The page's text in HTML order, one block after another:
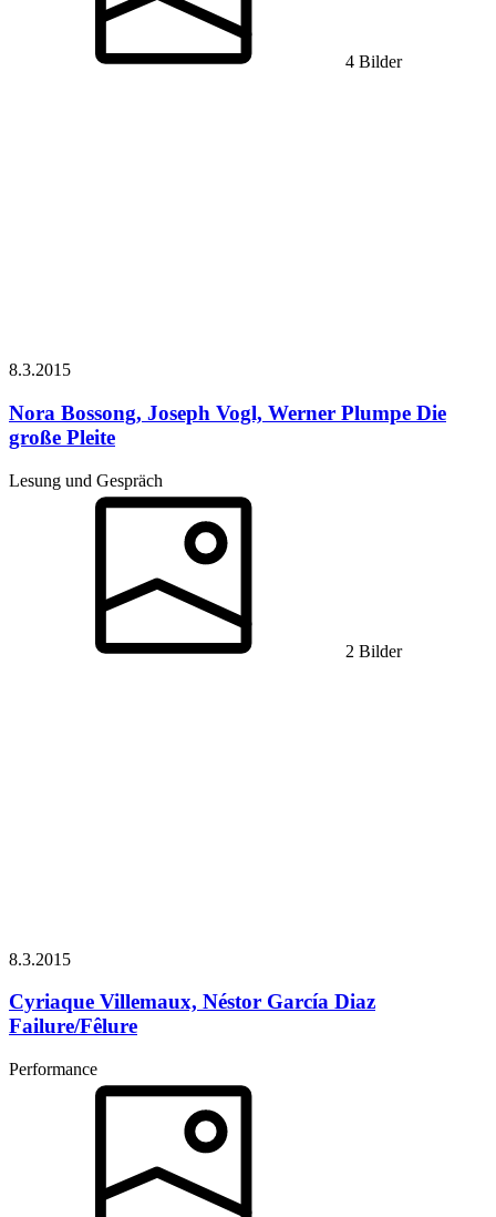
4 Bilder
8.3.2015
Nora Bossong, Joseph Vogl, Werner Plumpe Die
große Pleite
Lesung und Gespräch
2 Bilder
8.3.2015
Cyriaque Villemaux, Néstor García Diaz
Failure/Fêlure
Performance